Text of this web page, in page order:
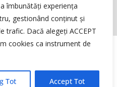
îmbunătăți experiența
gestionând conținut și
trafic. Dacă alegeți ACCEPT
cookies ca instrument de
Tot Accept Tot